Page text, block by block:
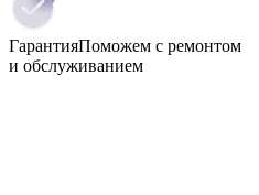
ГарантияПоможем с ремонтом
и обслуживанием